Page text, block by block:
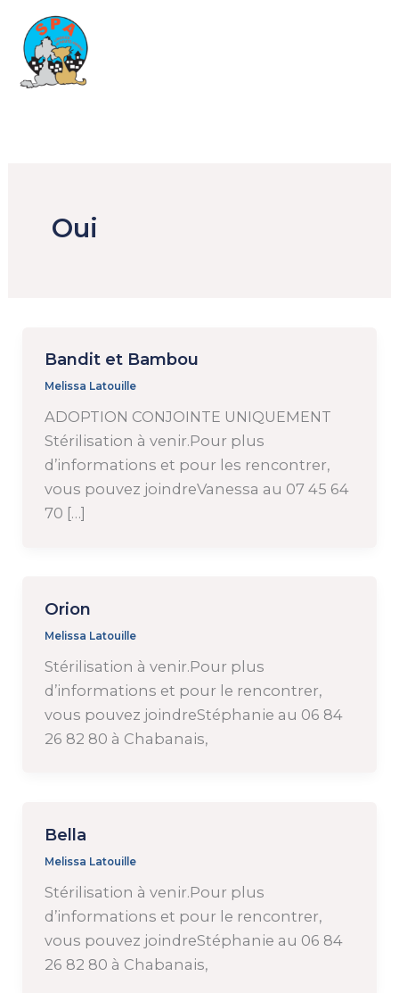
contenu
Oui
Bandit et Bambou
Melissa Latouille
ADOPTION CONJOINTE UNIQUEMENT
Stérilisation à venir.Pour plus
d’informations et pour les rencontrer,
vous pouvez joindreVanessa au 07 45 64
70 […]
Orion
Melissa Latouille
Stérilisation à venir.Pour plus
d’informations et pour le rencontrer,
vous pouvez joindreStéphanie au 06 84
26 82 80 à Chabanais,
Bella
Melissa Latouille
Stérilisation à venir.Pour plus
d’informations et pour le rencontrer,
vous pouvez joindreStéphanie au 06 84
26 82 80 à Chabanais,